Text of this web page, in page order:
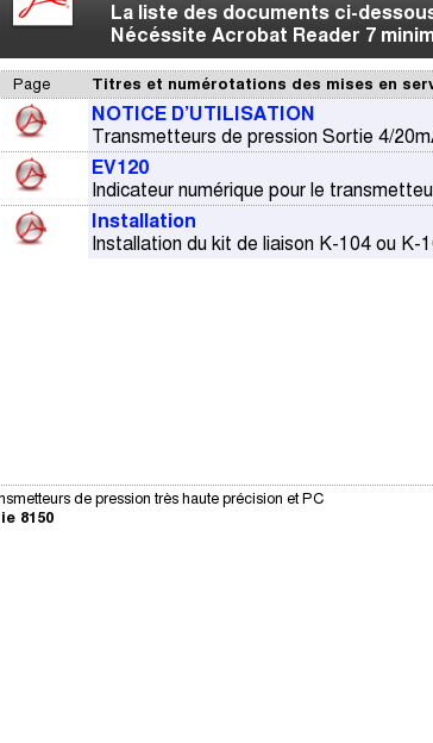
La liste des documents ci-
Nécéssite Acrobat Reader 7
Page Titres et numérotations des mises en
NOTICE D’UTILISATION
Transmetteurs de pression Sortie 4/
EV120
Indicateur numérique pour le
Installation
Installation du kit de liaison K-104 ou
de pression très haute précision et PC
8150